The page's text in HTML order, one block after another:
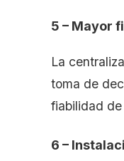
5 – Mayor
La
toma de
fiabilidad
6 –